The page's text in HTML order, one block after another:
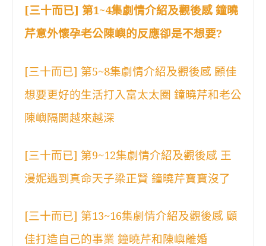
[三十而已] 第1~4集劇情介紹及觀後感 鐘曉
芹意外懷孕老公陳嶼的反應卻是不想要?
[三十而已] 第5~8集劇情介紹及觀後感 顧佳
想要更好的生活打入富太太圈 鐘曉芹和老公
陳嶼隔閡越來越深
[三十而已] 第9~12集劇情介紹及觀後感 王
漫妮遇到真命天子梁正賢 鐘曉芹寶寶沒了
[三十而已] 第13~16集劇情介紹及觀後感 顧
佳打造自己的事業 鐘曉芹和陳嶼離婚